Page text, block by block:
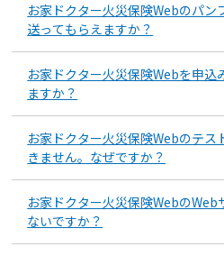
お家ドクター火災保険Webのパ
送ってもらえますか？
お家ドクター火災保険Webを申込
ますか？
お家ドクター火災保険Webのテス
きません。なぜですか？
お家ドクター火災保険Webの
ないですか？